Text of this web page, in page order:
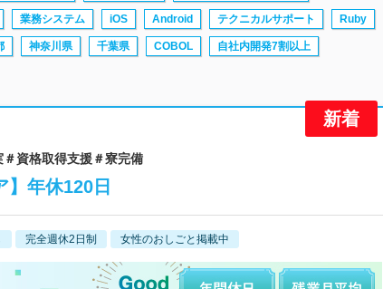
業務システム iOS Android テクニカルサポート Ruby
神奈川県 千葉県 COBOL 自社内開発7割以上
資格取得支援＃寮完備
年休120日
完全週休2日制 女性のおしごと掲載中